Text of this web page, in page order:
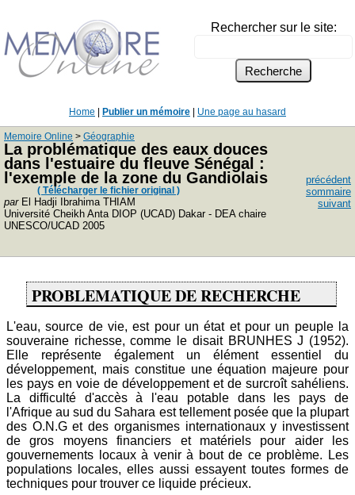
Rechercher sur le site:
Home Publier un mémoire Une page au hasard
Memoire Online > Géographie
La problématique des eaux douces
dans l'estuaire du fleuve Sénégal :
l'exemple de la zone du Gandiolais
( Télécharger le fichier original )
parEl Hadji Ibrahima THIAM
Université Cheikh Anta DIOP (UCAD) Dakar - DEA chaire
UNESCO/UCAD 2005
précédent
sommaire
suivant
PROBLEMATIQUE DE RECHERCHE
L'eau, source de vie, est pour un état et pour un peuple la
souveraine richesse, comme le disait BRUNHES J (1952).
Elle représente également un élément essentiel du
développement, mais constitue une équation majeure pour
les pays en voie de développement et de surcroît sahéliens.
La difficulté d'accès à l'eau potable dans les pays de
l'Afrique au sud du Sahara est tellement posée que la plupart
des O.N.G et des organismes internationaux y investissent
de gros moyens financiers et matériels pour aider les
gouvernements locaux à venir à bout de ce problème. Les
populations locales, elles aussi essayent toutes formes de
techniques pour trouver ce liquide précieux.